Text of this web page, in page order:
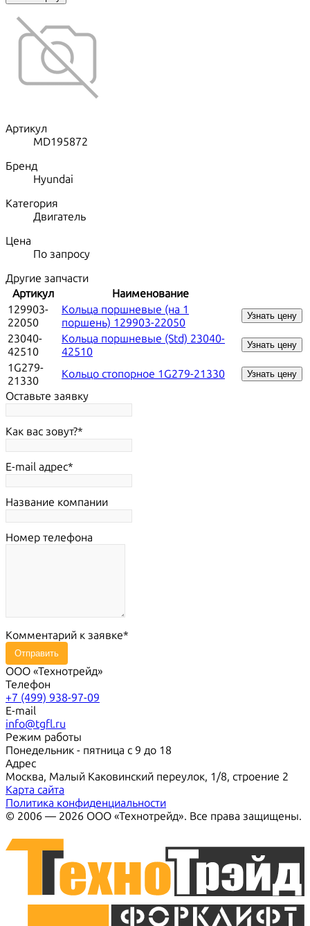
Артикул
MD195872
Бренд
Hyundai
Категория
Двигатель
Цена
По запросу
Другие запчасти
Артикул
Наименование
129903-
22050
Кольца поршневые (на 1
поршень) 129903-22050
Узнать цену
23040-
42510
Кольца поршневые (Std) 23040-
42510
Узнать цену
1G279-
21330
Кольцо стопорное 1G279-21330 Узнать цену
Оставьте заявку
Как вас зовут?
E-mail адрес
Название компании
Номер телефона
Комментарий к заявке
Отправить
ООО «Технотрейд»
Телефон
+7 (499) 938-97-09
E-mail
info@tgfl.ru
Режим работы
Понедельник - пятница с 9 до 18
Адрес
Москва, Малый Каковинский переулок, 1/8, строение 2
Карта сайта
Политика конфиденциальности
© 2006 — 2026 ООО «Технотрейд». Все права защищены.